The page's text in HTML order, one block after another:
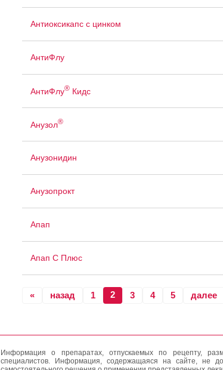
Антиоксикапс с цинком
АнтиФлу
АнтиФлу®Кидс
Анузол®
Анузонидин
Анузопрокт
Апап
Апап С Плюс
« назад 1 2 3 4 5 далее
Информация о препаратах, отпускаемых по рецепту,
специалистов. Информация, содержащаяся на сайте, не